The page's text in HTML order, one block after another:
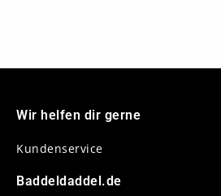
Wir helfen dir gerne
Kundenservice
Baddeldaddel.de